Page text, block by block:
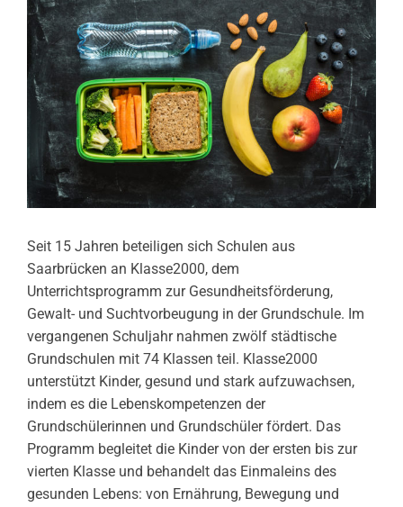
Seit 15 Jahren beteiligen sich Schulen aus
Saarbrücken an Klasse2000, dem
Unterrichtsprogramm zur Gesundheitsförderung,
Gewalt- und Suchtvorbeugung in der Grundschule. Im
vergangenen Schuljahr nahmen zwölf städtische
Grundschulen mit 74 Klassen teil. Klasse2000
unterstützt Kinder, gesund und stark aufzuwachsen,
indem es die Lebenskompetenzen der
Grundschülerinnen und Grundschüler fördert. Das
Programm begleitet die Kinder von der ersten bis zur
vierten Klasse und behandelt das Einmaleins des
gesunden Lebens: von Ernährung, Bewegung und